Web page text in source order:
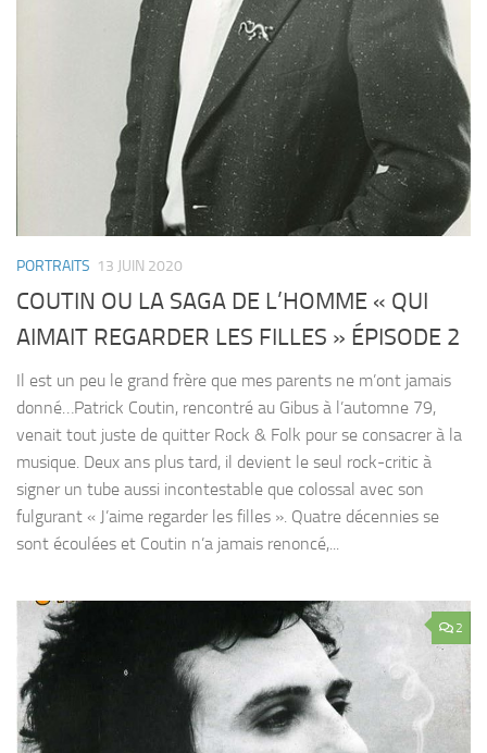
PORTRAITS 13 JUIN 2020
COUTIN OU LA SAGA DE L’HOMME « QUI
AIMAIT REGARDER LES FILLES » ÉPISODE 2
Il est un peu le grand frère que mes parents ne m’ont jamais
donné…Patrick Coutin, rencontré au Gibus à l’automne 79,
venait tout juste de quitter Rock & Folk pour se consacrer à la
musique. Deux ans plus tard, il devient le seul rock-critic à
signer un tube aussi incontestable que colossal avec son
fulgurant « J’aime regarder les filles ». Quatre décennies se
sont écoulées et Coutin n’a jamais renoncé,...
2